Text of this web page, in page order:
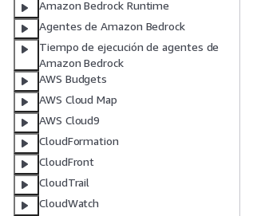
Amazon Bedrock Runtime
Agentes de Amazon Bedrock
Tiempo de ejecución de agentes de
Amazon Bedrock
AWS Budgets
AWS Cloud Map
AWS Cloud9
CloudFormation
CloudFront
CloudTrail
CloudWatch